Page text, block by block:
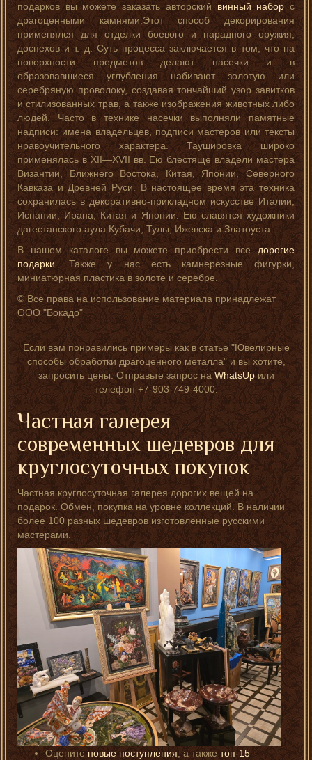
подарков вы можете заказать авторскийвинный наборс
драгоценными камнями.Этот способ декорирования
применялся для отделки боевого и парадного оружия,
доспехов и т. д. Суть процесса заключается в том, что на
поверхности предметов делают насечки и в
образовавшиеся углубления набивают золотую или
серебряную проволоку, создавая тончайший узор завитков
и стилизованных трав, а также изображения животных либо
людей. Часто в технике насечки выполняли памятные
надписи: имена владельцев, подписи мастеров или тексты
нравоучительного характера. Таушировка широко
применялась в XII—XVII вв. Ею блестяще владели мастера
Византии, Ближнего Востока, Китая, Японии, Северного
Кавказа и Древней Руси. В настоящее время эта техника
сохранилась в декоративно-прикладном искусстве Италии,
Испании, Ирана, Китая и Японии. Ею славятся художники
дагестанского аула Кубачи, Тулы, Ижевска и Златоуста.
В нашем каталоге вы можете приобрести вседорогие
подарки. Также у нас есть камнерезные фигурки,
миниатюрная пластика в золоте и серебре.
© Все права на использование материала принадлежат
ООО "Бокадо"
Если вам понравились примеры как в статье "Ювелирные
способы обработки драгоценного металла" и вы хотите,
запросить цены. Отправьте запрос наWhatsUpили
телефон +7-903-749-4000.
Частная галерея
современных шедевров для
круглосуточных покупок
Частная круглосуточная галерея дорогих вещей на
подарок. Обмен, покупка на уровне коллекций. В наличии
более 100 разных шедевров изготовленные русскими
мастерами.
Оцените новые поступления , а такжетоп-15